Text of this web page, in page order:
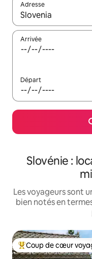
Adresse
Lorsque les résultats
Arrivée
Départ
Slovénie :
Les voyageurs sont
bien notés en
Coups de cœur
Coup de cœur